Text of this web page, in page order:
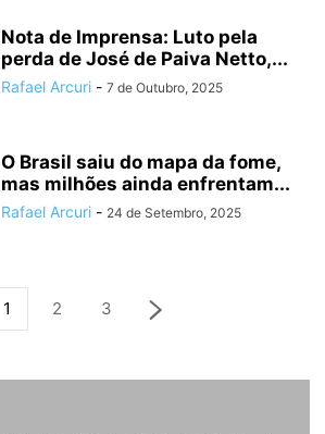
Nota de Imprensa: Luto pela
perda de José de Paiva Netto,...
Rafael Arcuri - 7 de Outubro, 2025
O Brasil saiu do mapa da fome,
mas milhões ainda enfrentam...
Rafael Arcuri - 24 de Setembro, 2025
1 2 3